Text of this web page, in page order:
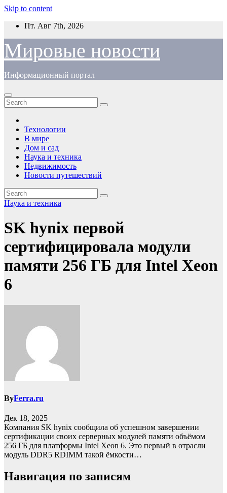
Skip to content
Пт. Авг 7th, 2026
Мировые новости
Информационный портал
Технологии
В мире
Дом и сад
Наука и техника
Недвижимость
Новости путешествий
Наука и техника
SK hynix первой
сертифицировала модули
памяти 256 ГБ для Intel Xeon
6
ByFerra.ru
Дек 18, 2025
Компания SK hynix сообщила об успешном завершении
сертификации своих серверных модулей памяти объёмом
256 ГБ для платформы Intel Xeon 6. Это первый в отрасли
модуль DDR5 RDIMM такой ёмкости…
Навигация по записям